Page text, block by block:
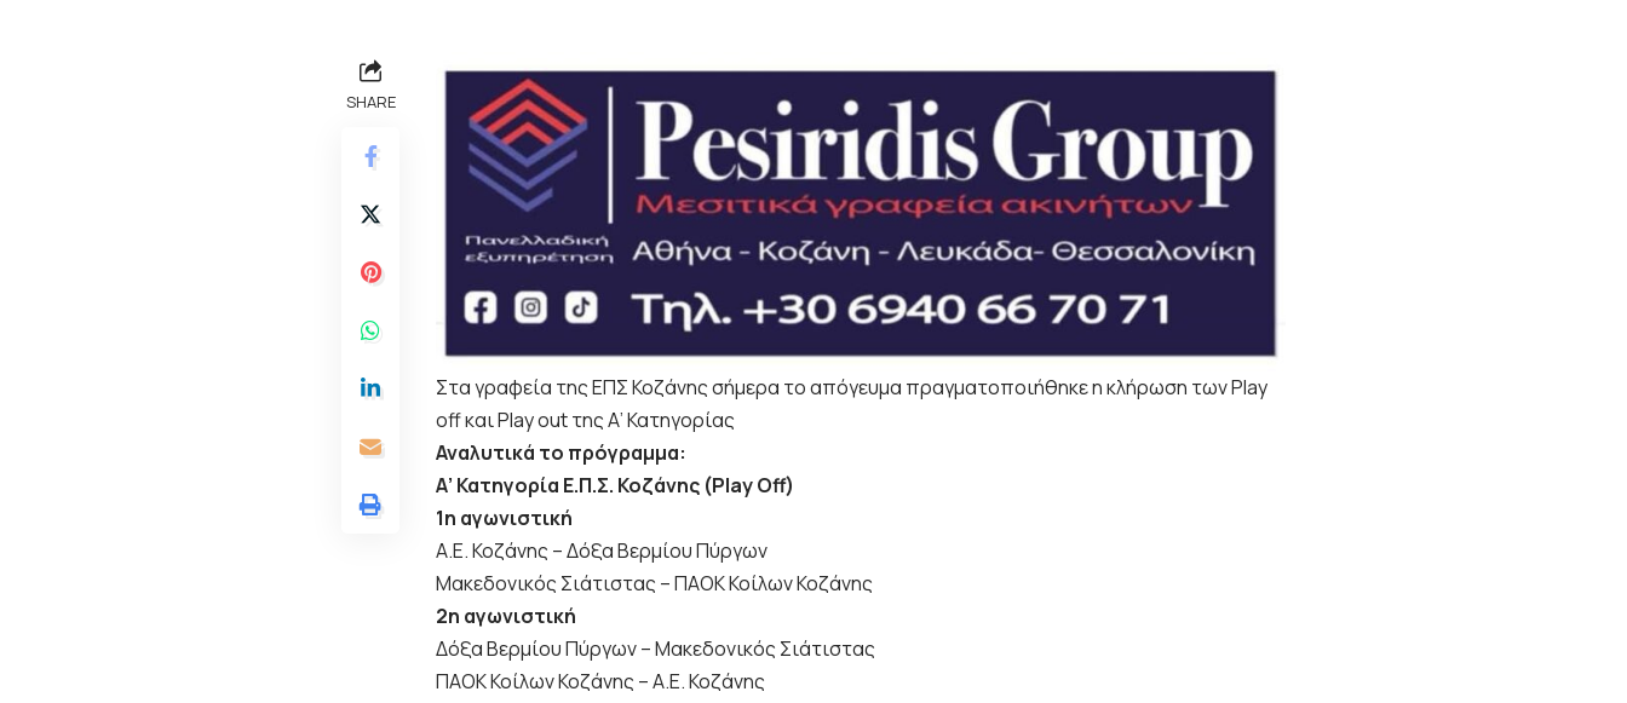
SHARE
Στα γραφεία της ΕΠΣ Κοζάνης σήμερα το απόγευμα πραγματοποιήθηκε η κλήρωση των Play
off και Play out της Α’ Κατηγορίας
Αναλυτικά το πρόγραμμα:
Α’ Κατηγορία Ε.Π.Σ. Κοζάνης (Play Off)
1η αγωνιστική
Α.Ε. Κοζάνης – Δόξα Βερμίου Πύργων
Μακεδονικός Σιάτιστας – ΠΑΟΚ Κοίλων Κοζάνης
2η αγωνιστική
Δόξα Βερμίου Πύργων – Μακεδονικός Σιάτιστας
ΠΑΟΚ Κοίλων Κοζάνης – Α.Ε. Κοζάνης